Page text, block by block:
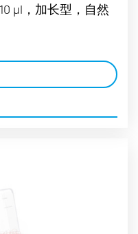
µl，加长型，自然